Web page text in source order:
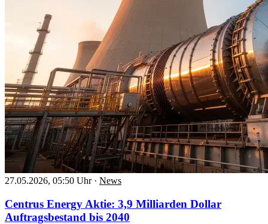
27.05.2026, 05:50 Uhr · News
Centrus Energy Aktie: 3,9 Milliarden Dollar
Auftragsbestand bis 2040